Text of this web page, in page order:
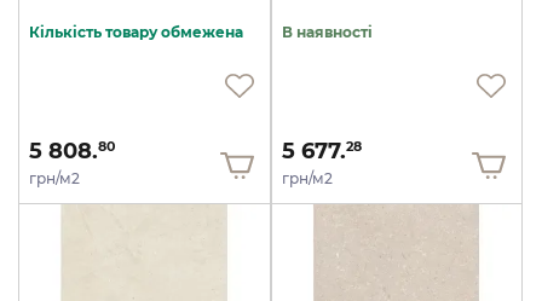
Кількість товару обмежена
5 808.80
грн/м2
В наявності
5 677.28
грн/м2